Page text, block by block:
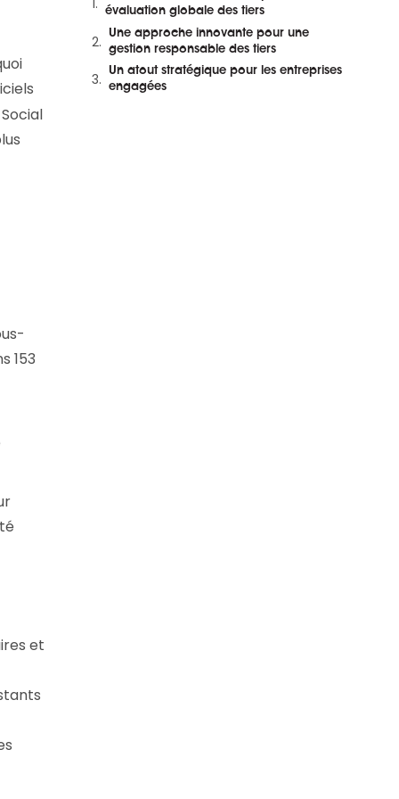
et en replay
153
et
évaluation globale des tiers
Une approche innovante pour une
gestion responsable des tiers
Un atout stratégique pour les entreprises
engagées